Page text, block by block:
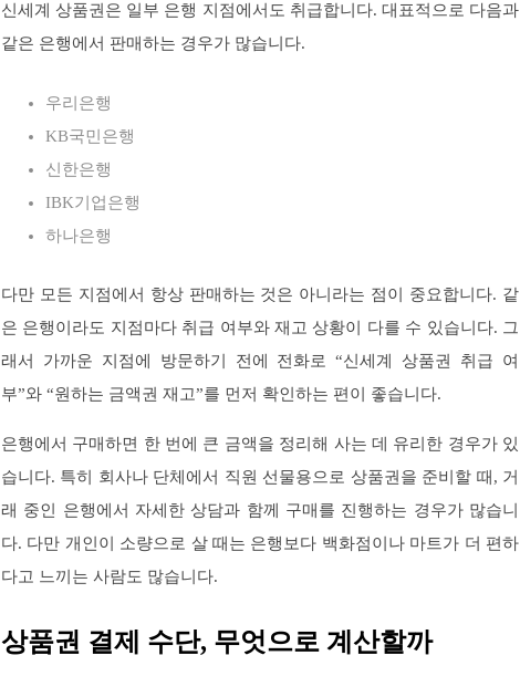
신세계 상품권은 일부 은행 지점에서도 취급합니다. 대표적으로 다음과
같은 은행에서 판매하는 경우가 많습니다.
우리은행
KB국민은행
신한은행
IBK기업은행
하나은행
다만 모든 지점에서 항상 판매하는 것은 아니라는 점이 중요합니다. 같
은 은행이라도 지점마다 취급 여부와 재고 상황이 다를 수 있습니다. 그
래서 가까운 지점에 방문하기 전에 전화로 “신세계 상품권 취급 여
부”와 “원하는 금액권 재고”를 먼저 확인하는 편이 좋습니다.
은행에서 구매하면 한 번에 큰 금액을 정리해 사는 데 유리한 경우가 있
습니다. 특히 회사나 단체에서 직원 선물용으로 상품권을 준비할 때, 거
래 중인 은행에서 자세한 상담과 함께 구매를 진행하는 경우가 많습니
다. 다만 개인이 소량으로 살 때는 은행보다 백화점이나 마트가 더 편하
다고 느끼는 사람도 많습니다.
상품권 결제 수단, 무엇으로 계산할까